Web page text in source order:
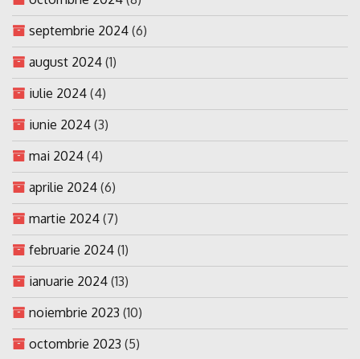
septembrie 2024 (6)
august 2024 (1)
iulie 2024 (4)
iunie 2024 (3)
mai 2024 (4)
aprilie 2024 (6)
martie 2024 (7)
februarie 2024 (1)
ianuarie 2024 (13)
noiembrie 2023 (10)
octombrie 2023 (5)